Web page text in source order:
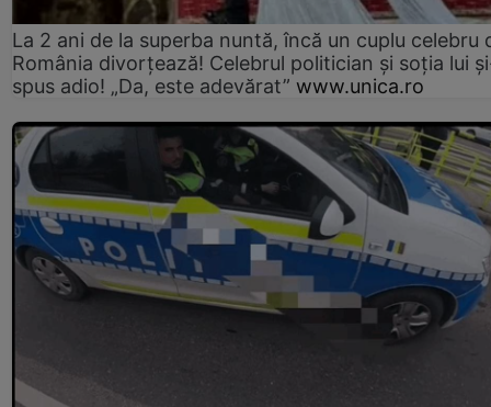
La 2 ani de la superba nuntă, încă un cuplu celebru
România divorțează! Celebrul politician și soția lui
spus adio! „Da, este adevărat” www.unica.ro